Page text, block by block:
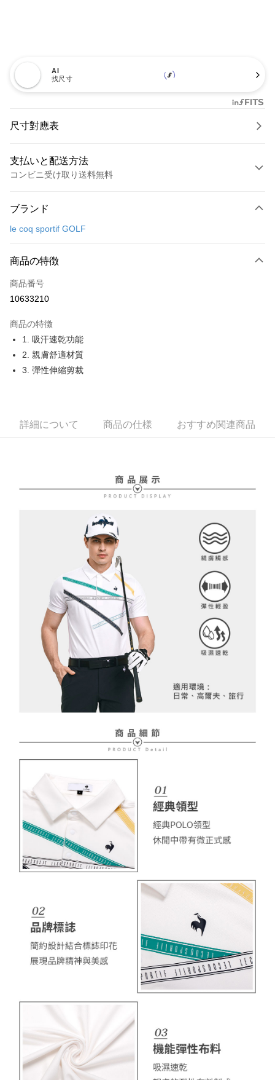
AI
找尺寸
尺寸對應表
支払いと配送方法
コンビニ受け取り送料無料
クレジットカード1回払い
LINE Pay
Apple Pay
Easy Wallet
OP Pay Later
説明
的に OP Pay Later の取引プロセスに移行し、携帯番号を確認後、分割払
合、注文は自動的にキャンセルされます。「転専審査」に未通過の状況が
発生した場合は、システムの評価基準に達していないことを意味し、評価
【支払い方法の説明】
1. 分割払いの金額は電信請求書に統合されず、「OP Pay Later」は毎月の
締め日後に支払いリマインダーのSMSを送信します。
2. SMSのリンクを通じて請求書を開いた後、「コンビニバーコード／台湾
大直営店舗／銀行振込／街口支払い／iPASS MONEY」などのチャネルで
支払いを選択できます。
【注意事項】
1. 本サービスは「台湾大哥大株式会社」（以下「当社」といいます）によ
って提供され、ユーザーが取引時に本サービスを通じて商品やサービスを
購入できるようにし、店舗が売買／分割払い売買の債権を当社に譲渡した
後、契約に基づいて当社の請求書で帳款を支払うことになります。
2. 「OP Pay Later」を利用する契約関係の目的から、店舗はあなたの個人
情報（名前、電話または住所を含む）を台湾大哥大に提供し、収集、処理
および利用するために、当社があなた本人と分割請求書に必要な情報の確
認、照合および修正を行います。
3. 完全なユーザーサービス規約については、以下のリンクを参照してくだ
一、 AFTEE代金後払いについて
1.お支払い方法でAFTEE代金後払いを選択すると、携帯電話認証ウィンド
4.ご注文が完了すると、携帯に支払い通知のSMSが届きます。アプリ会員
の場合は、AFTEE アプリプッシュ通知が届きます。
はアプリの通知に従って、4大コンビニ、またはATM/オンラインバンキン
グでお支払いください。
代金納付期限は最短で 14 日以内ですので、ご注意ください。AFTEE アプ
リをダウンロードして AFTEE 会員になるとお支払い期限を最長 45 日以内
お支払期限は、ショップが請求した期日と、AFTEEで延長できる日数をも
とに計算されます。AFTEEで注文すると、商品を受け取るまで支払い期限
を延長できますが、商品を期限内に受け取れない場合があります（例：予
約商品や商品到着日が比較的遅い商品）。そのため、商品到着の有無に関
わらず、AFTEEで指定された期限内にお支払いください。
二、支払い限度額
1.初回 AFTEEを ご利用の際に、認証結果及び当社の審査の結果に基づ
き、限度額が設定されます。
2.決済金額は最低NT$20です。
3.現在、台湾の会員のみご利用いただけます。
三、利用規約「AFTEE代金後払い」（以下当サービスという）はネットプ
ロテクションズ（以下 AFTEE という）が提供し、AFTEEが代金を徴収し
ます。当サービスご利用の際に提供しなければならない個人情報（注文者
の氏名、電話番号、受取人の氏名、電話番号、受取人住所を含むがこれに
す。AFTEEの個人情報の収集、処理、利用について、詳細はAFTEE公式ホ
ームページの『個人情報の収集、処理及び利用に関する声明』をご参照く
ださい（ https://aftee.tw/privacypolicy/ ）。
AFTEEの初回ご利用の際に、審査を通過すれば、最高額がNT$10,000にな
ります。支払い期限を過ぎた場合、その金額に基づいて年利20%の遅延滞
納金が加算されます。未成年の利用者は、事前に法定代理人または後見人
の同意を得ればAFTEEをご利用いただけます。
個人情報の処理、利用について疑問がある、または関連する法律の権利を
行使したい場合は、ネットプロテクションズcs_tw@netprotections.co.jp
にご連絡ください。上記に示した個人情報を、必要な購入注文書とあわせ
てAFTEEにご提供いただく、またはAFTEEにあなたの個人情報の収集、処
理、利用を許可することににご同意いただけない場合は、当サービスを選
ATM払い
送料無料
付款後萊爾富取貨
7-11取貨付款
送料無料
付款後7-11取貨
ブランド
le coq sportif GOLF
商品の特徴
商品番号
10633210
商品の特徴
1. 吸汗速乾功能
2. 親膚舒適材質
3. 彈性伸縮剪裁
詳細について 商品の仕様 おすすめ関連商品